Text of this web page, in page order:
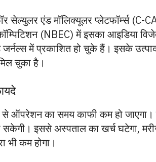
सेल्युलर एंड मॉलिक्यूलर प्लेटफॉर्म्स (C-
(NBEC) में इसका आइडिया
जर्नल्स में प्रकाशित हो चुके हैं। इसके
चुका है।
ऑपरेशन का समय काफी कम हो जाएगा।
सकेगी। इससे अस्पताल का खर्च घटेगा,
कम होगा।